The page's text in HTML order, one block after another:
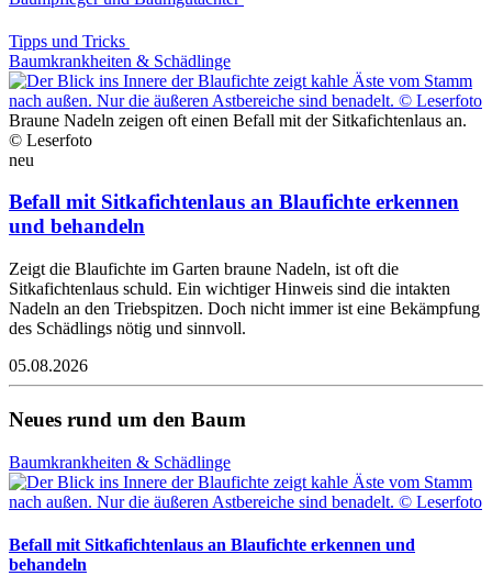
Tipps und Tricks
Baumkrankheiten & Schädlinge
Braune Nadeln zeigen oft einen Befall mit der Sitkafichtenlaus an.
© Leserfoto
neu
Befall mit Sitkafichtenlaus an Blaufichte erkennen
und behandeln
Zeigt die Blaufichte im Garten braune Nadeln, ist oft die
Sitkafichtenlaus schuld. Ein wichtiger Hinweis sind die intakten
Nadeln an den Triebspitzen. Doch nicht immer ist eine Bekämpfung
des Schädlings nötig und sinnvoll.
05.08.2026
Neues rund um den Baum
Baumkrankheiten & Schädlinge
Befall mit Sitkafichtenlaus an Blaufichte erkennen und
behandeln